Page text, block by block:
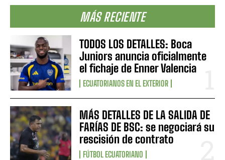
MÁS RECIENTE
TODOS LOS DETALLES: Boca
Juniors anuncia oficialmente
el fichaje de Enner Valencia
ECUATORIANOS EN EL EXTERIOR
MÁS DETALLES DE LA SALIDA DE
FARÍAS DE BSC: se negociará su
rescisión de contrato
FÚTBOL ECUATORIANO